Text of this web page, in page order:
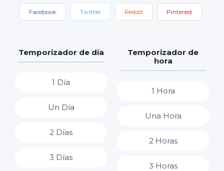
Facebook Twitter Reddit Pinterest
Temporizador de día
1 Día
Un Día
2 Días
3 Días
Temporizador de
hora
1 Hora
Una Hora
2 Horas
3 Horas